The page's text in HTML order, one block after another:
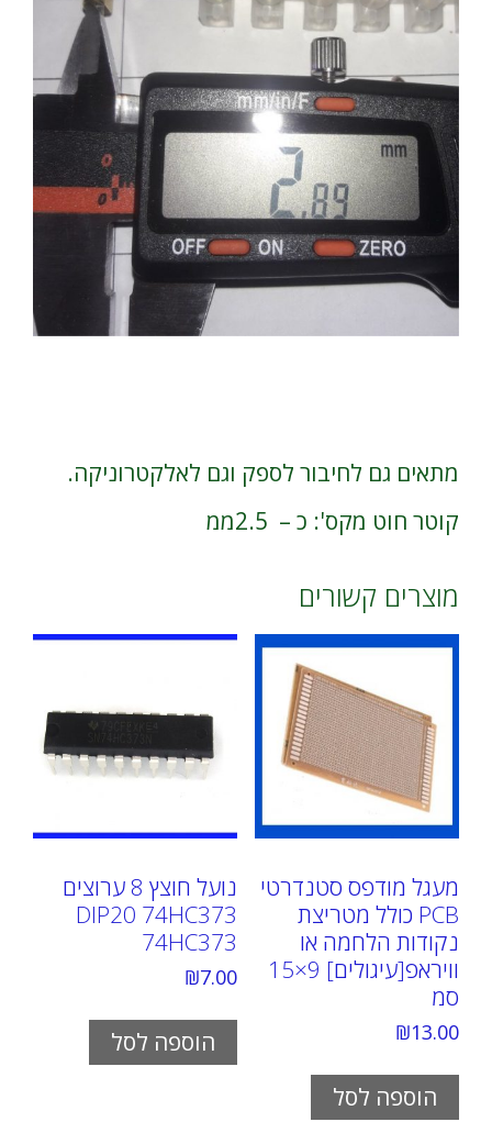
מתאים גם לחיבור לספק וגם לאלקטרוניקה.
קוטר חוט מקס': כ – 2.5ממ
מוצרים קשורים
מעגל מודפס סטנדרטי
PCB כולל מטריצת
נקודות הלחמה או
וויראפ[עיגולים] 9×15
סמ
₪13.00
הוספה לסל
נועל חוצץ 8 ערוצים
DIP20 74HC373
74HC373
₪7.00
הוספה לסל